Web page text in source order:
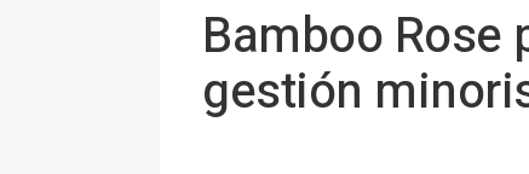
Bamboo Rose
gestión